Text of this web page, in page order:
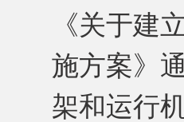
《关于建
施方案》
架和运行